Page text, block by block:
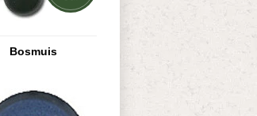
Bosmuis